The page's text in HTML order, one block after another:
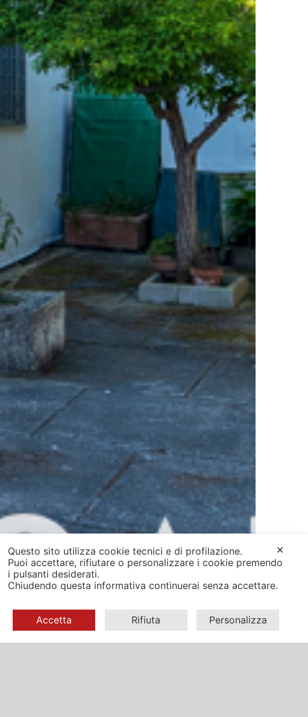
✕
Questo sito utilizza cookie tecnici e di profilazione.
Puoi accettare, rifiutare o personalizzare i cookie premendo
i pulsanti desiderati.
Chiudendo questa informativa continuerai senza accettare.
Accetta Rifiuta Personalizza